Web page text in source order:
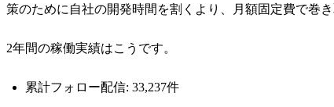
策のために自社の開発時間を割くより、月額固定費で巻
2年間の稼働実績はこうです。
累計フォロー配信: 33,237件